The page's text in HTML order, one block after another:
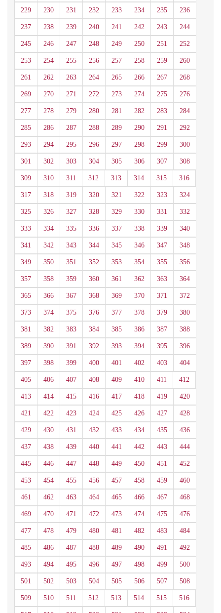
229 230 231 232 233 234 235 236
237 238 239 240 241 242 243 244
245 246 247 248 249 250 251 252
253 254 255 256 257 258 259 260
261 262 263 264 265 266 267 268
269 270 271 272 273 274 275 276
277 278 279 280 281 282 283 284
285 286 287 288 289 290 291 292
293 294 295 296 297 298 299 300
301 302 303 304 305 306 307 308
309 310 311 312 313 314 315 316
317 318 319 320 321 322 323 324
325 326 327 328 329 330 331 332
333 334 335 336 337 338 339 340
341 342 343 344 345 346 347 348
349 350 351 352 353 354 355 356
357 358 359 360 361 362 363 364
365 366 367 368 369 370 371 372
373 374 375 376 377 378 379 380
381 382 383 384 385 386 387 388
389 390 391 392 393 394 395 396
397 398 399 400 401 402 403 404
405 406 407 408 409 410 411 412
413 414 415 416 417 418 419 420
421 422 423 424 425 426 427 428
429 430 431 432 433 434 435 436
437 438 439 440 441 442 443 444
445 446 447 448 449 450 451 452
453 454 455 456 457 458 459 460
461 462 463 464 465 466 467 468
469 470 471 472 473 474 475 476
477 478 479 480 481 482 483 484
485 486 487 488 489 490 491 492
493 494 495 496 497 498 499 500
501 502 503 504 505 506 507 508
509 510 511 512 513 514 515 516